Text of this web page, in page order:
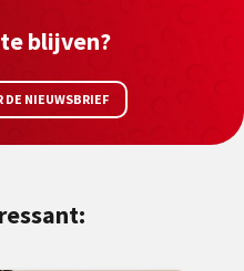
blijven?
DE NIEUWSBRIEF